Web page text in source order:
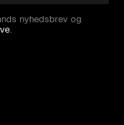
nyhedsbrev og
.